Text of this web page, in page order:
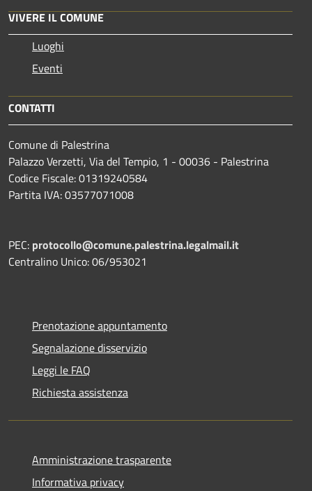
VIVERE IL COMUNE
Luoghi
Eventi
CONTATTI
Comune di Palestrina
Palazzo Verzetti, Via del Tempio, 1 - 00036 - Palestrina
Codice Fiscale: 01319240584
Partita IVA: 03577071008
PEC: protocollo@comune.palestrina.legalmail.it
Centralino Unico: 06/953021
Prenotazione appuntamento
Segnalazione disservizio
Leggi le FAQ
Richiesta assistenza
Amministrazione trasparente
Informativa privacy